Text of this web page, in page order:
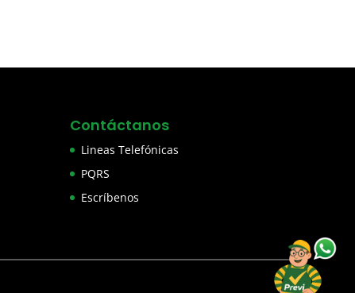
Contáctanos
Lineas Telefónicas
PQRS
Escríbenos